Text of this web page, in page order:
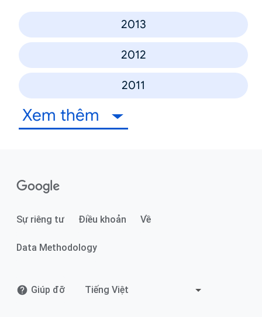
2013
2012
2011
Xem thêm
Sự riêng tư Điều khoản Về
Data Methodology
Giúp đỡ